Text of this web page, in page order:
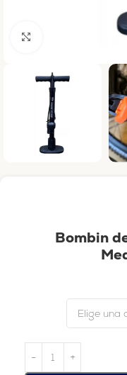
Haga clic para
Bombin